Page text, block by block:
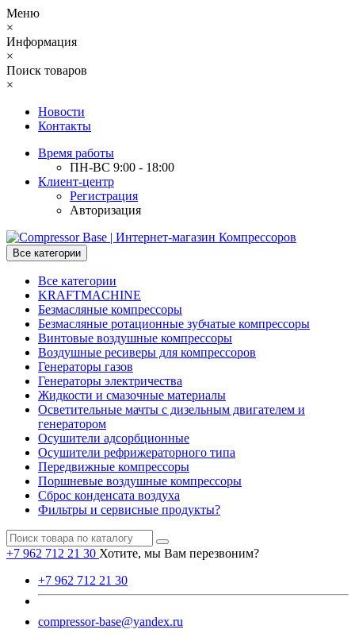
Меню
×
Информация
×
Поиск товаров
×
Новости
Контакты
Время работы
ПН-ВС 9:00 - 18:00
Клиент-центр
Регистрация
Авторизация
Все категории
Все категории
KRAFTMACHINE
Безмасляные компрессоры
Безмасляные ротационные зубчатые компрессоры
Винтовые воздушные компрессоры
Воздушные ресиверы для компрессоров
Генераторы газов
Генераторы электричества
Жидкости и смазочные материалы
Осветительные мачты с дизельным двигателем и
генератором
Осушители адсорбционные
Осушители рефрижераторного типа
Передвижные компрессоры
Поршневые воздушные компрессоры
Сброс конденсата воздуха
Фильтры и сервисные продукты?
+7 962 712 21 30 Хотите, мы Вам перезвоним?
+7 962 712 21 30
compressor-base@yandex.ru